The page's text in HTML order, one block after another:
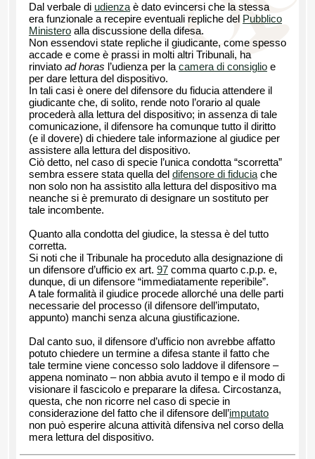
Dal verbale di udienza è dato evincersi che la stessa
era funzionale a recepire eventuali repliche del Pubblico
Ministero alla discussione della difesa.
Non essendovi state repliche il giudicante, come spesso
accade e come è prassi in molti altri Tribunali, ha
rinviato ad horas l’udienza per la camera di consiglio e
per dare lettura del dispositivo.
In tali casi è onere del difensore du fiducia attendere il
giudicante che, di solito, rende noto l’orario al quale
procederà alla lettura del dispositivo; in assenza di tale
comunicazione, il difensore ha comunque tutto il diritto
(e il dovere) di chiedere tale informazione al giudice per
assistere alla lettura del dispositivo.
Ciò detto, nel caso di specie l’unica condotta “scorretta”
sembra essere stata quella del difensore di fiducia che
non solo non ha assistito alla lettura del dispositivo ma
neanche si è premurato di designare un sostituto per
tale incombente.
Quanto alla condotta del giudice, la stessa è del tutto
corretta.
Si noti che il Tribunale ha proceduto alla designazione di
un difensore d’ufficio ex art. 97 comma quarto c.p.p. e,
dunque, di un difensore “immediatamente reperibile”.
A tale formalità il giudice procede allorché una delle parti
necessarie del processo (il difensore dell’imputato,
appunto) manchi senza alcuna giustificazione.
Dal canto suo, il difensore d’ufficio non avrebbe affatto
potuto chiedere un termine a difesa stante il fatto che
tale termine viene concesso solo laddove il difensore –
appena nominato – non abbia avuto il tempo e il modo di
visionare il fascicolo e preparare la difesa. Circostanza,
questa, che non ricorre nel caso di specie in
considerazione del fatto che il difensore dell’imputato
non può esperire alcuna attività difensiva nel corso della
mera lettura del dispositivo.